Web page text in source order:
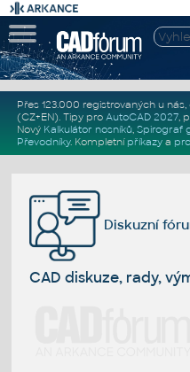
Přes 123.000 registrovaných u nás,
(CZ+EN). Tipy pro AutoCAD 2027,
Nový Kalkulátor nosníků, Spirograf
Převodníky. Kompletní příkazya
Diskuzní
CAD diskuze, rady,